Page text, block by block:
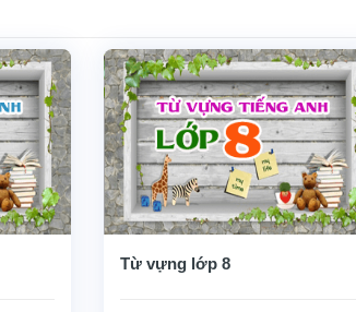
Từ vựng lớp 8